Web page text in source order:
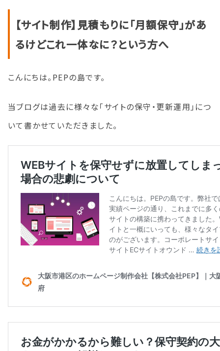
【サイト制作】見積もりに「月額保守」があ
るけどこれ一体なに？という方へ
こんにちは。PEPの島です。
当ブログは過去に様々な「サイトの保守・更新運用」につ
いて書かせていただきました。